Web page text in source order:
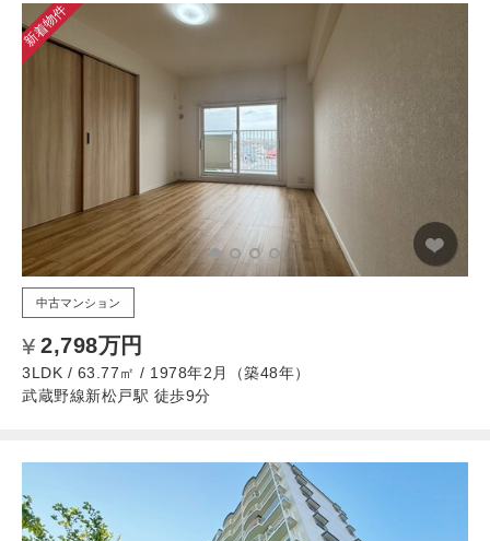
新着物件
中古マンション
2,798万円
3LDK / 63.77㎡ / 1978年2月（築48年）
武蔵野線新松戸駅 徒歩9分